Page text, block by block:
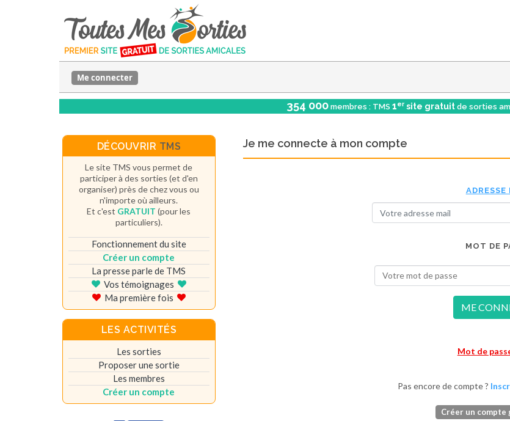
Me connecter
354 000 membres : TMS 1er site gratuit de sorties
Je me connecte à mon compte
ADRESSE
MOT DE
ME
Mot de
Pas encore de compte ?
Créer un
DÉCOUVRIR TMS
Le site TMS vous permet de
participer à des sorties (et d'en
organiser) près de chez vous ou
n'importe où ailleurs.
Et c'est GRATUIT (pour les
particuliers).
Fonctionnement du site
Créer un compte
La presse parle de TMS
Vos témoignages
Ma première fois
LES ACTIVITÉS
Les sorties
Proposer une sortie
Les membres
Créer un compte